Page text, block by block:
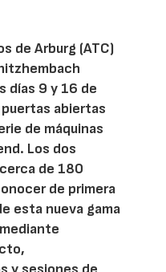
de Arburg (ATC)
días 9 y 16 de
abiertas
de máquinas
Los dos
de 180
de primera
esta nueva gama